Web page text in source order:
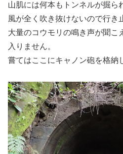
山肌には何本もトンネルが掘ら
風が全く吹き抜けないので行き
大量のコウモリの鳴き声が聞こ
入りません。
嘗てはここにキャノン砲を格納